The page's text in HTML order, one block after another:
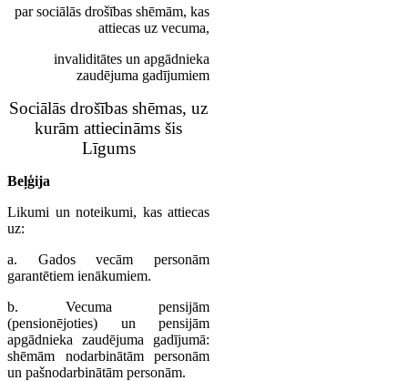
par sociālās drošības shēmām, kas
attiecas uz vecuma,
invaliditātes un apgādnieka
zaudējuma gadījumiem
Sociālās drošības shēmas, uz
kurām attiecināms šis
Līgums
Beļģija
Likumi un noteikumi, kas attiecas
uz:
a. Gados vecām personām
garantētiem ienākumiem.
b. Vecuma pensijām
(pensionējoties) un pensijām
apgādnieka zaudējuma gadījumā:
shēmām nodarbinātām personām
un pašnodarbinātām personām.